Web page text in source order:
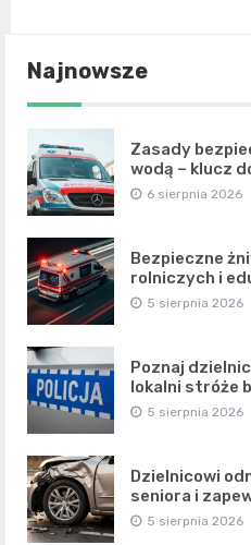
Najnowsze
Zasady
wodą – klucz
6 sierpnia 2026
Bezpieczne
rolniczych i
5 sierpnia 2026
Poznaj
lokalni stróże
5 sierpnia 2026
Dzielnicowi
seniora i
5 sierpnia 2026